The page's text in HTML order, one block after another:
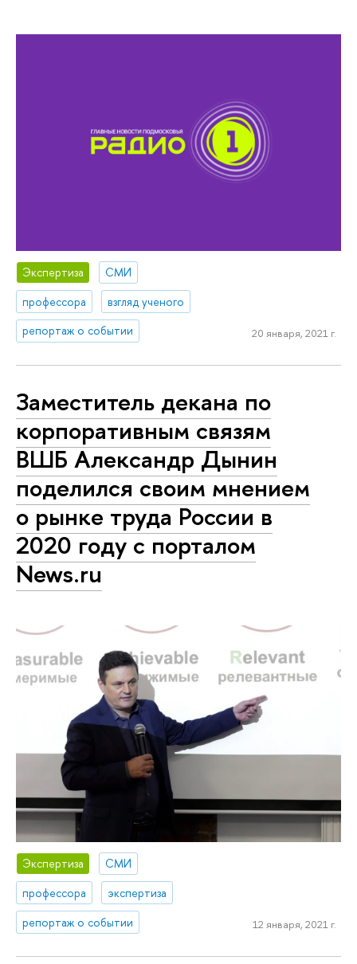
Экспертиза
СМИ
профессора
взгляд ученого
репортаж о событии
20 января, 2021 г.
Заместитель декана по
корпоративным связям
ВШБ Александр Дынин
поделился своим мнением
о рынке труда России в
2020 году с порталом
News.ru
Экспертиза
СМИ
профессора
экспертиза
репортаж о событии
12 января, 2021 г.